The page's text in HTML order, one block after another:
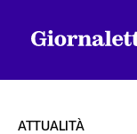
ATTUALITÀ